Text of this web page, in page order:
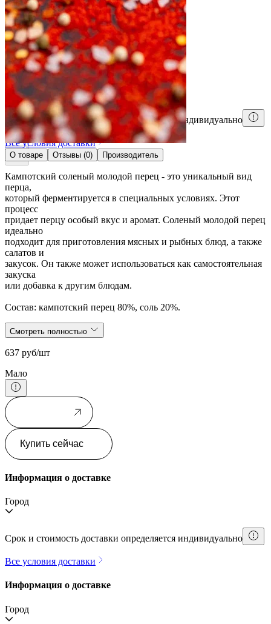
Купить сейчас
Информация о доставке
Город
Срок и стоимость доставки определяется индивидуально
Все условия доставки
О товаре Отзывы (0) Производитель
Кампотский соленый молодой перец - это уникальный вид
перца,
который ферментируется в специальных условиях. Этот
процесс
придает перцу особый вкус и аромат. Соленый молодой перец
идеально
подходит для приготовления мясных и рыбных блюд, а также
салатов и
закусок. Он также может использоваться как самостоятельная
закуска
или добавка к другим блюдам.
Состав: кампотский перец 80%, соль 20%.
Смотреть полностью
637 руб/шт
Мало
Купить сейчас
Информация о доставке
Город
Срок и стоимость доставки определяется индивидуально
Все условия доставки
Информация о доставке
Город